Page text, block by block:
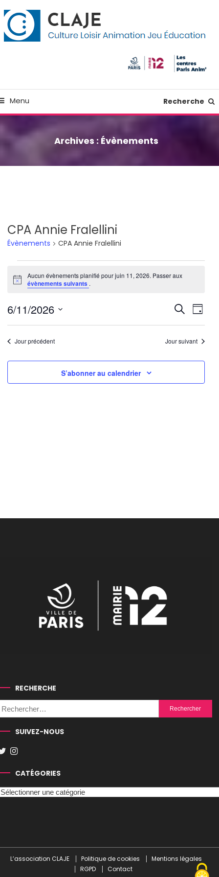
Menu Recherche
Archives : Évènements
CPA Annie Fralellini
Évènements CPA Annie Fralellini
Évènements
for
juin
11,
2026
Notice
Aucun évènements planifié pour juin 11, 2026. Passer aux
évènements suivants .
et
de
vues
Recherche
de
Jour
6/11/2026
Sélectionnez
uneJour précédent Jour suivant
S’abonner au calendrier
RECHERCHE
Rechercher :
SUIVEZ-NOUS
CATÉGORIES
L’association CLAJE Politique de cookies
Mentions légales
RGPD
Contact